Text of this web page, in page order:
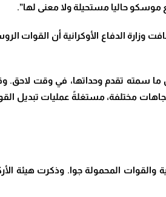
حاليا مستحيلة ولا معنى لها”.
وزارة الدفاع الأوكرانية أن القوات
ما سمته تقدم وحداتها، في وقت لاحق.
تقدمت نحو 1400 متر باتجاه منطقة باخموت من اتجاهات مختلفة، مستغلةً عمليات
والقوات المحمولة جوا. وذكرت هيئة